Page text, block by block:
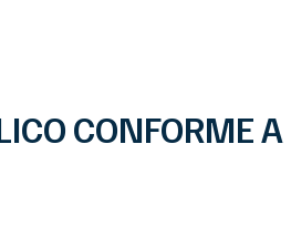
CONFORME A